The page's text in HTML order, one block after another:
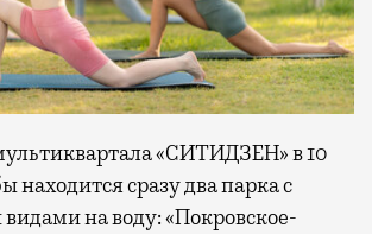
«СИТИДЗЕН» в 10
находится сразу два парка с
на воду: «Покровское-